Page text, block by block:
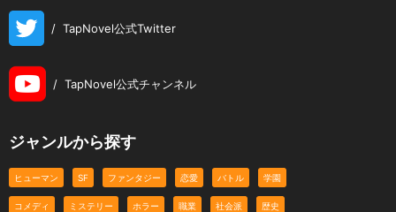
/ TapNovel公式Twitter
/ TapNovel公式チャンネル
ジャンルから探す
ヒューマン SF ファンタジー 恋愛 バトル 学園
コメディ ミステリー ホラー 職業 社会派 歴史